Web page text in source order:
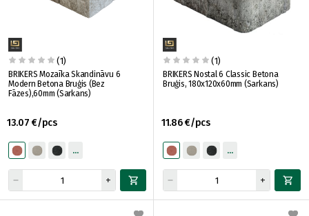
(1)
BRIKERS Mozaīka Skandināvu 6
Modern Betona Bruģis (Bez
Fāzes),60mm (Sarkans)
13.07 €/pcs
(1)
BRIKERS Nostal 6 Classic Betona
Bruģis, 180x120x60mm (Sarkans)
11.86 €/pcs